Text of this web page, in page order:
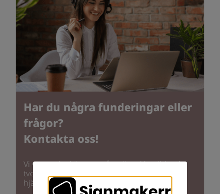
Har du några funderingar eller
frågor?
Kontakta oss!
Vi vet att det kännas svårt eller oklart ibland -
tveka därför inte på att kontakta oss så kan vi
hjälpa dig så att du får rätt skylt på rätt plats.